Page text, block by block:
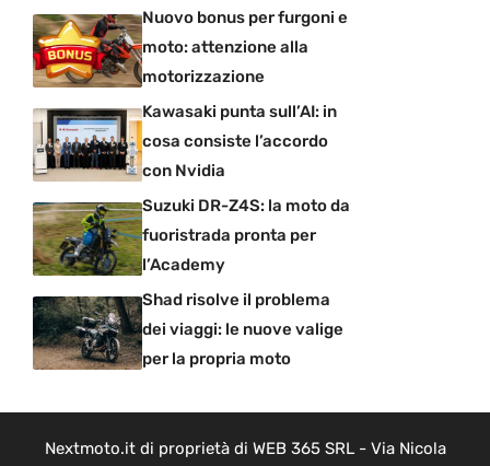
Nuovo bonus per furgoni e
moto: attenzione alla
motorizzazione
Kawasaki punta sull’AI: in
cosa consiste l’accordo
con Nvidia
Suzuki DR-Z4S: la moto da
fuoristrada pronta per
l’Academy
Shad risolve il problema
dei viaggi: le nuove valige
per la propria moto
Nextmoto.it di proprietà di WEB 365 SRL - Via Nicola